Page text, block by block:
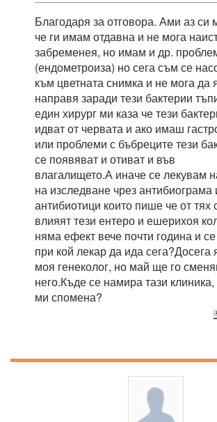
Благодаря за отговора. Ами аз си
че ги имам отдавна и не мога
забременея, но имам и др.
(ендометроиза) но сега съм се
към цветната снимка и не мога да
направя заради тези бактерии
един хирург ми каза че тези
идват от червата и ако имаш
или проблеми с бъбреците тези
се появяват и отиват и във
влагалището.А иначе се лекувам
на изследване чрез антибиограма
антибиотици които пише че от тях
влияят тези ентеро и ешерихоя
няма ефект вече почти година и
при кой лекар да ида сега?Досега
моя генеколог, но май ще го
него.Къде се намира тази клиника,
ми спомена?